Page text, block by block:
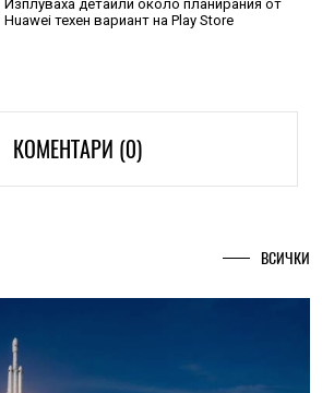
Изплуваха детайли около планирания от
Huawei техен вариант на Play Store
КОМЕНТАРИ (0)
ВСИЧКИ